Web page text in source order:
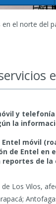
el norte del
y
la
móvil
de Entel en
de la
Los Vilos,